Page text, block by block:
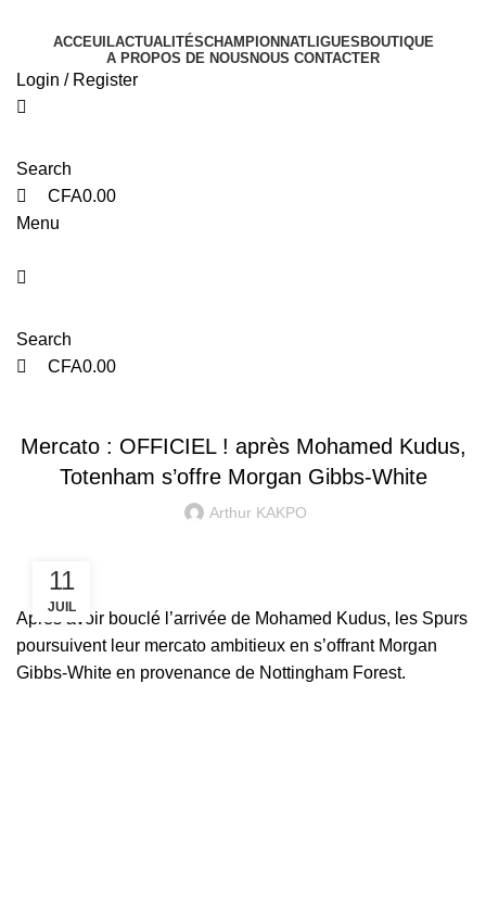
ACCEUILACTUALITÉSCHAMPIONNATLIGUES BOUTIQUE
A PROPOS DE NOUS NOUS CONTACTER
Login / Register
Search
CFA0.00
Menu
Search
CFA0.00
Mercato : OFFICIEL ! après Mohamed Kudus,
Totenham s’offre Morgan Gibbs-White
Arthur KAKPO
11
JUIL
Après avoir bouclé l’arrivée de Mohamed Kudus, les Spurs
poursuivent leur mercato ambitieux en s’offrant Morgan
Gibbs-White en provenance de Nottingham Forest.